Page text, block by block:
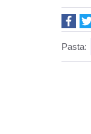
Pasta: